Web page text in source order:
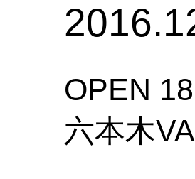
OPEN
六本木